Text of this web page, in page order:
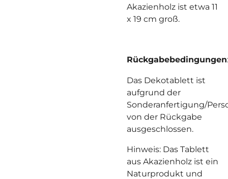
Akazienholz ist etwa 11
x 19 cm groß.
Rückgabebedingungen:
Das Dekotablett ist
aufgrund der
Sonderanfertigung/
von der Rückgabe
ausgeschlossen.
Hinweis: Das Tablett
aus Akazienholz ist ein
Naturprodukt und